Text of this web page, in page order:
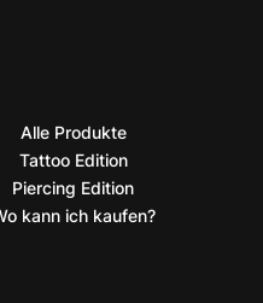
Alle Produkte
Tattoo Edition
Piercing Edition
kann ich kaufen?